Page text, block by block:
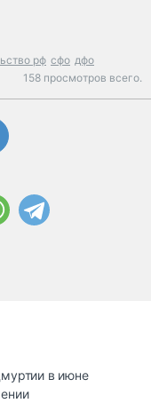
рф сфо дфо
158 просмотров всего.
в июне